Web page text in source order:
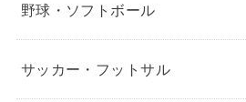
野球・ソフトボール
サッカー・フットサル